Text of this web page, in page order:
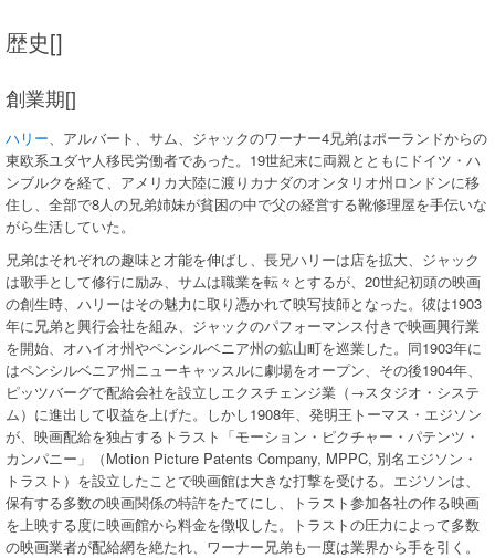
歴史[]
創業期[]
ハリー、アルバート、サム、ジャックのワーナー4兄弟はポーランドからの
東欧系ユダヤ人移民労働者であった。19世紀末に両親とともにドイツ・ハ
ンブルクを経て、アメリカ大陸に渡りカナダのオンタリオ州ロンドンに移
住し、全部で8人の兄弟姉妹が貧困の中で父の経営する靴修理屋を手伝いな
がら生活していた。
兄弟はそれぞれの趣味と才能を伸ばし、長兄ハリーは店を拡大、ジャック
は歌手として修行に励み、サムは職業を転々とするが、20世紀初頭の映画
の創生時、ハリーはその魅力に取り憑かれて映写技師となった。彼は1903
年に兄弟と興行会社を組み、ジャックのパフォーマンス付きで映画興行業
を開始、オハイオ州やペンシルベニア州の鉱山町を巡業した。同1903年に
はペンシルベニア州ニューキャッスルに劇場をオープン、その後1904年、
ピッツバーグで配給会社を設立しエクスチェンジ業（→スタジオ・システ
ム）に進出して収益を上げた。しかし1908年、発明王トーマス・エジソン
が、映画配給を独占するトラスト「モーション・ピクチャー・パテンツ・
カンパニー」（Motion Picture Patents Company, MPPC, 別名エジソン・
トラスト）を設立したことで映画館は大きな打撃を受ける。エジソンは、
保有する多数の映画関係の特許をたてにし、トラスト参加各社の作る映画
を上映する度に映画館から料金を徴収した。トラストの圧力によって多数
の映画業者が配給網を絶たれ、ワーナー兄弟も一度は業界から手を引く。